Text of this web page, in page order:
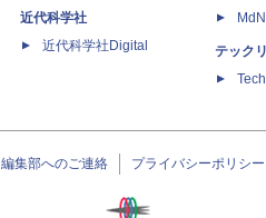
近代科学社
近代科学社Digital
テック
編集部へのご連絡 プライバシーポリシー